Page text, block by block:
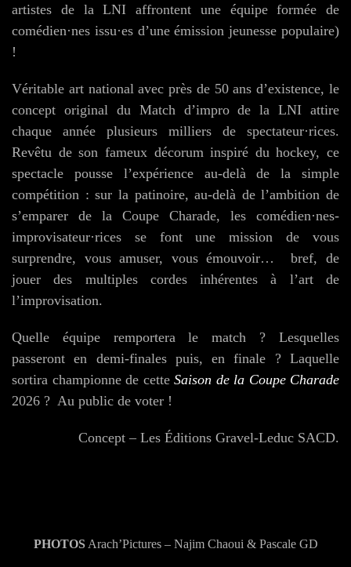
artistes de la LNI affrontent une équipe formée de
comédien·nes issu·es d’une émission jeunesse populaire)
!
Véritable art national avec près de 50 ans d’existence, le
concept original du Match d’impro de la LNI attire
chaque année plusieurs milliers de spectateur·rices.
Revêtu de son fameux décorum inspiré du hockey, ce
spectacle pousse l’expérience au-delà de la simple
compétition : sur la patinoire, au-delà de l’ambition de
s’emparer de la Coupe Charade, les comédien·nes-
improvisateur·rices se font une mission de vous
surprendre, vous amuser, vous émouvoir… bref, de
jouer des multiples cordes inhérentes à l’art de
l’improvisation.
Quelle équipe remportera le match ? Lesquelles
passeront en demi-finales puis, en finale ? Laquelle
sortira championne de cette Saison de la Coupe Charade
2026 ? Au public de voter !
Concept – Les Éditions Gravel-Leduc SACD.
PHOTOSArach’Pictures – Najim Chaoui & Pascale GD